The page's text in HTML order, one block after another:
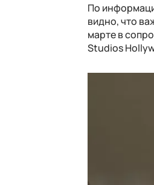
По
видно, что
марте в
Studios